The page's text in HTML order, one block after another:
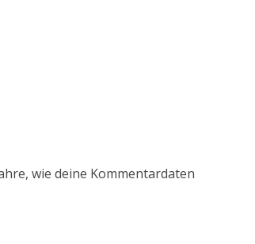
wie deine Kommentardaten